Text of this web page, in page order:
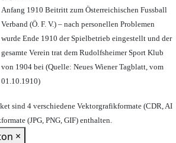
Anfang 1910 Beitritt zum Österreichischen Fussball
Verband (Ö. F. V.) – nach personellen Problemen
wurde Ende 1910 der Spielbetrieb eingestellt und der
gesamte Verein trat dem Rudolfsheimer Sport Klub
von 1904 bei (Quelle: Neues Wiener Tagblatt, vom
01.10.1910)
sind 4 verschiedene Vektorgrafikformate (CDR, AI
(JPG, PNG, GIF) enthalten.
×